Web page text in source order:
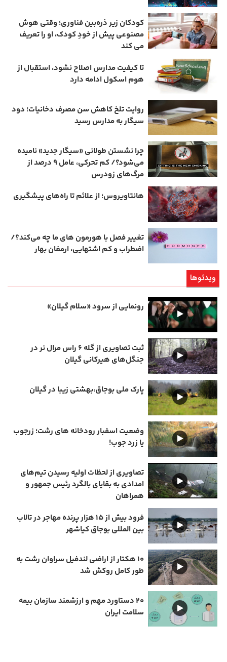
کودکان زیر ذره‌بین فناوری؛ وقتی هوش
مصنوعی پیش از خودِ کودک، او را تعریف
می ‌کند
تا کیفیت مدارس اصلاح نشود، استقبال از
هوم ‌اسکول ادامه دارد
روایت تلخ کاهش سن مصرف دخانیات؛ دود
سیگار به مدارس رسید
چرا نشستن طولانی «سیگار جدید» نامیده
می‌شود؟/ کم‌ تحرکی، عامل ۹ درصد از
مرگ‌های زودرس
هانتاویروس؛ از علائم تا راه‌های پیشگیری
تغییر فصل با هورمون‌ های ما چه می‌کند؟/
اضطراب و کم‌ اشتهایی، ارمغان بهار
ویدئوها
رونمایی از سرود «سلام گیلان»
ثبت تصاویری از گله ۶ راس مرال نر در
جنگل‌های هیرکانی گیلان
پارک ملی بوجاق،بهشتی زیبا در گیلان
وضعیت اسفبار رودخانه های رشت؛ زرجوب
یا زرد جوب!
تصاویری از لحظات اولیه رسیدن تیم‌های
امدادی به بقایای بالگرد رئیس جمهور و
همراهان
فرود بیش از ۱۵ هزار پرنده مهاجر در تالاب
بین المللی بوجاق کیاشهر
۱۰ هکتار از اراضی لندفیل سراوان رشت به
طور کامل روکش شد
۲۰ دستاورد مهم و ارزشمند سازمان بیمه
سلامت ایران